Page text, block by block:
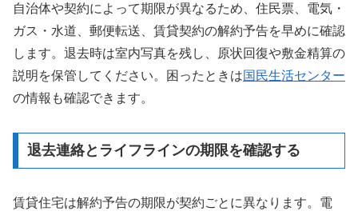
自治体や契約によって期限が異なるため、住民票、電気・
ガス・水道、郵便転送、賃貸契約の解約予告を早めに確認
します。退去時は室内写真を残し、原状回復や敷金精算の
説明を保管してください。困ったときは国民生活センター
の情報も確認できます。
退去連絡とライフラインの期限を確認する
賃貸住宅は解約予告の期限が契約ごとに異なります。電